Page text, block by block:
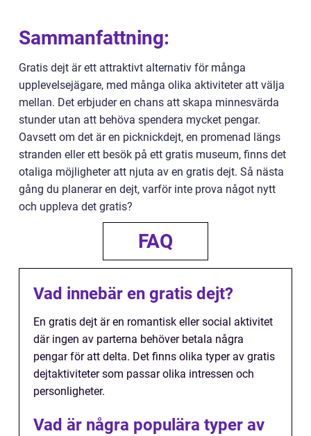
Sammanfattning:
Gratis dejt är ett attraktivt alternativ för många
upplevelsejägare, med många olika aktiviteter att välja
mellan. Det erbjuder en chans att skapa minnesvärda
stunder utan att behöva spendera mycket pengar.
Oavsett om det är en picknickdejt, en promenad längs
stranden eller ett besök på ett gratis museum, finns det
otaliga möjligheter att njuta av en gratis dejt. Så nästa
gång du planerar en dejt, varför inte prova något nytt
och uppleva det gratis?
FAQ
Vad innebär en gratis dejt?
En gratis dejt är en romantisk eller social aktivitet
där ingen av parterna behöver betala några
pengar för att delta. Det finns olika typer av gratis
dejtaktiviteter som passar olika intressen och
personligheter.
Vad är några populära typer av